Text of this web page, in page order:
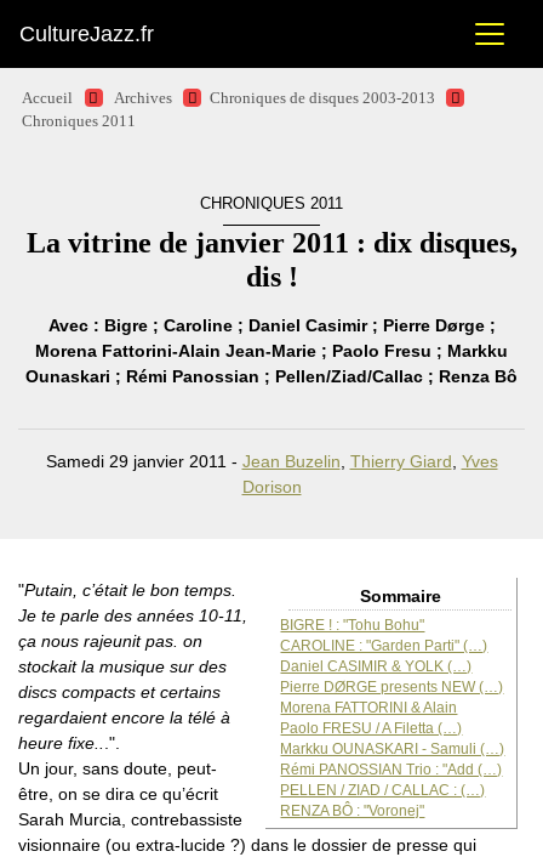
CultureJazz.fr
Accueil Archives
Chroniques de disques 2003-2013
Chroniques 2011
CHRONIQUES 2011
La vitrine de janvier 2011 : dix disques,
dis !
Avec : Bigre ; Caroline ; Daniel Casimir ; Pierre Dørge ;
Morena Fattorini-Alain Jean-Marie ; Paolo Fresu ; Markku
Ounaskari ; Rémi Panossian ; Pellen/Ziad/Callac ; Renza Bô
Samedi 29 janvier 2011 - Jean Buzelin Thierry Giard Yves
Dorison
Sommaire
BIGRE ! : "Tohu Bohu"
CAROLINE : "Garden Parti" (…)
Daniel CASIMIR & YOLK (…)
Pierre DØRGE presents NEW (…)
Morena FATTORINI & Alain
Paolo FRESU / A Filetta (…)
Markku OUNASKARI - Samuli (…)
Rémi PANOSSIAN Trio : "Add (…)
PELLEN / ZIAD / CALLAC : (…)
RENZA BÔ : "Voronej"
"Putain, c’était le bon temps.
Je te parle des années 10-11,
ça nous rajeunit pas. on
stockait la musique sur des
discs compacts et certains
regardaient encore la télé à
heure fixe..
.".
Un jour, sans doute, peut-
être, on se dira ce qu’écrit
Sarah Murcia, contrebassiste
visionnaire (ou extra-lucide ?) dans le dossier de presse qui